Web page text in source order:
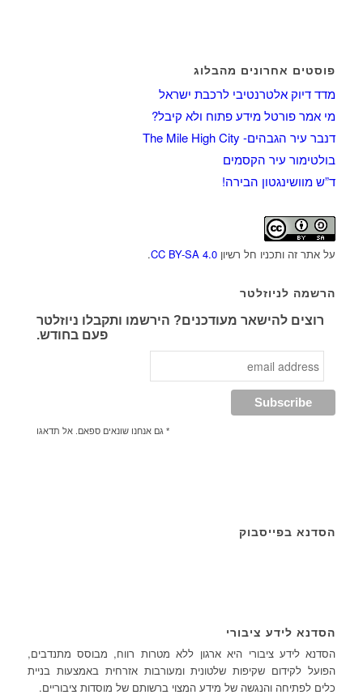
פוסטים אחרונים מהבלוג
מדד דיוק אלטרנטיבי לרכבת ישראל
מי אמר פורטל מידע פתוח ולא קיבל?
דנבר עיר הגבהים- The Mile High City
בולטימור עיר הקסמים
ד”ש מוושינגטון הבירה!
על אתר זה ותכניו חל רשיון CC BY-SA 4.0
.
הרשמה לניוזלטר
רוצים להישאר מעודכנים? הירשמו ותקבלו ניוזלטר
פעם בחודש.
* גם אנחנו שונאים ספאם. אל תדאגו
הסדנא בפייסבוק
הסדנא לידע ציבורי
הסדנא לידע ציבורי היא ארגון ללא מטרות רווח, מבוסס מתנדבים,
הפועל לקידום שקיפות שלטונית ומעורבות אזרחית באמצעות בניית
כלים לפתיחה והנגשה של מידע המצוי ברשותם של מוסדות ציבוריים.